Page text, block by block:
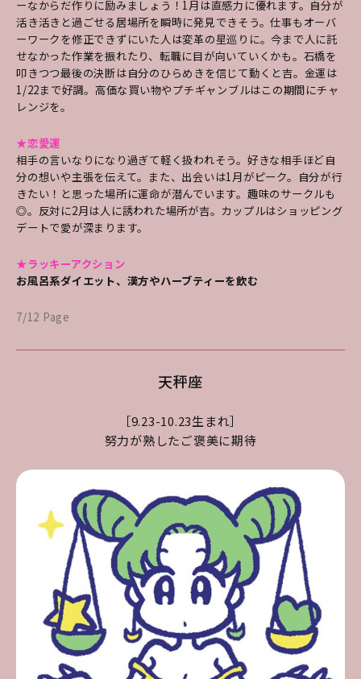
ーなからだ作りに励みましょう！1月は直感力に優れます。自分が
活き活きと過ごせる居場所を瞬時に発見できそう。仕事もオーバ
ーワークを修正できずにいた人は変革の星巡りに。今まで人に託
せなかった作業を振れたり、転職に目が向いていくかも。石橋を
叩きつつ最後の決断は自分のひらめきを信じて動くと吉。金運は
1/22まで好調。高価な買い物やプチギャンブルはこの期間にチャ
レンジを。
★恋愛運
相手の言いなりになり過ぎて軽く扱われそう。好きな相手ほど自
分の想いや主張を伝えて。また、出会いは1月がピーク。自分が行
きたい！と思った場所に運命が潜んでいます。趣味のサークルも
◎。反対に2月は人に誘われた場所が吉。カップルはショッピング
デートで愛が深まります。
★ラッキーアクション
お風呂系ダイエット、漢方やハーブティーを飲む
7/12 Page
天秤座
［9.23-10.23生まれ］
努力が熟したご褒美に期待